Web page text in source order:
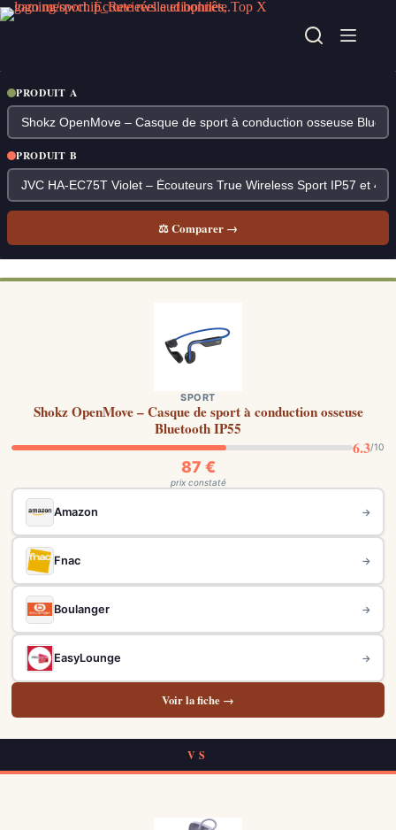
Passer
au
PRODUIT A
PRODUIT B
⚖ Comparer →
SPORT
Shokz OpenMove – Casque de sport à conduction osseuse
Bluetooth IP55
6.3/10
87 €
prix constaté
Amazon →
Fnac →
Boulanger →
EasyLounge →
Voir la fiche →
VS